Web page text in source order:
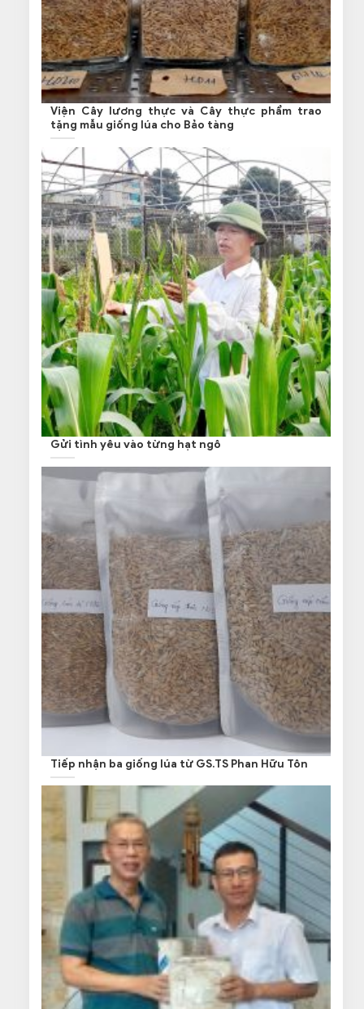
Viện Cây lương thực và Cây thực phẩm trao
tặng mẫu giống lúa cho Bảo tàng
Gửi tình yêu vào từng hạt ngô
Tiếp nhận ba giống lúa từ GS.TS Phan Hữu Tôn